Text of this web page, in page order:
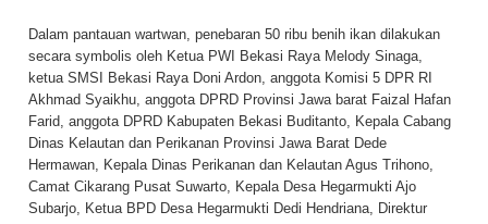
Dalam pantauan wartwan, penebaran 50 ribu benih ikan dilakukan
secara symbolis oleh Ketua PWI Bekasi Raya Melody Sinaga,
ketua SMSI Bekasi Raya Doni Ardon, anggota Komisi 5 DPR RI
Akhmad Syaikhu, anggota DPRD Provinsi Jawa barat Faizal Hafan
Farid, anggota DPRD Kabupaten Bekasi Buditanto, Kepala Cabang
Dinas Kelautan dan Perikanan Provinsi Jawa Barat Dede
Hermawan, Kepala Dinas Perikanan dan Kelautan Agus Trihono,
Camat Cikarang Pusat Suwarto, Kepala Desa Hegarmukti Ajo
Subarjo, Ketua BPD Desa Hegarmukti Dedi Hendriana, Direktur